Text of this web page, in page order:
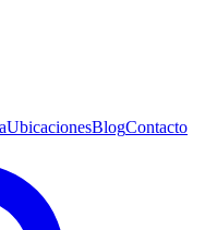
UbicacionesBlogContacto